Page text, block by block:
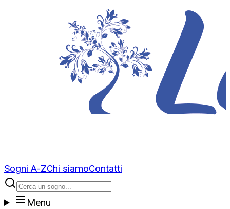
Sogni A-ZChi siamoContatti
Menu